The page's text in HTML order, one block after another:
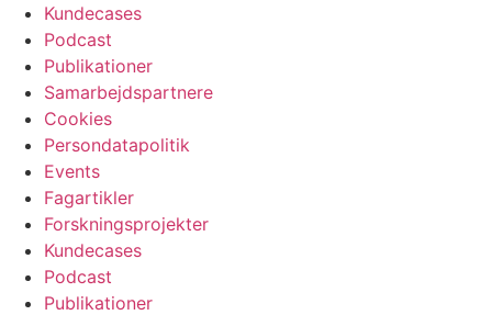
Kundecases
Podcast
Publikationer
Samarbejdspartnere
Cookies
Persondatapolitik
Events
Fagartikler
Forskningsprojekter
Kundecases
Podcast
Publikationer